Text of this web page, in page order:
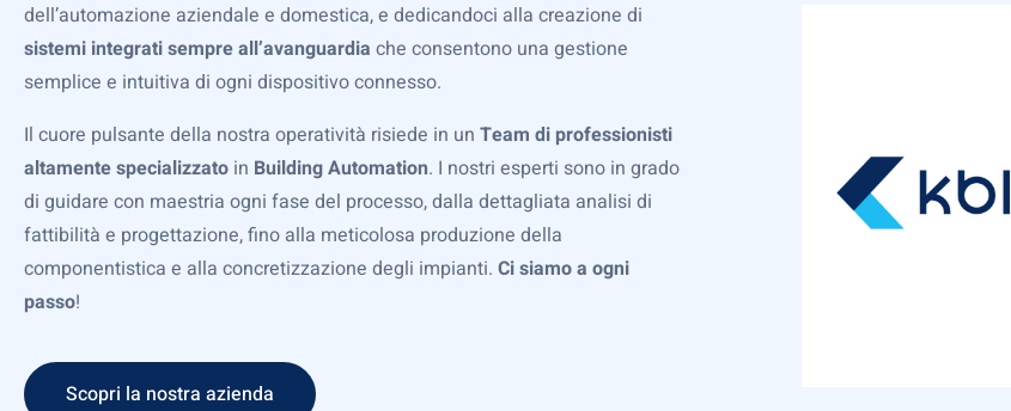
dell’automazione aziendale e domestica, e dedicandoci alla creazione di
sistemi integrati sempre all’avanguardia che consentono una gestione
semplice e intuitiva di ogni dispositivo connesso.
Il cuore pulsante della nostra operatività risiede in un Team di professionisti
altamente specializzato in Building Automation. I nostri esperti sono in grado
di guidare con maestria ogni fase del processo, dalla dettagliata analisi di
fattibilità e progettazione, fino alla meticolosa produzione della
componentistica e alla concretizzazione degli impianti. Ci siamo a ogni
passo!
Scopri la nostra azienda